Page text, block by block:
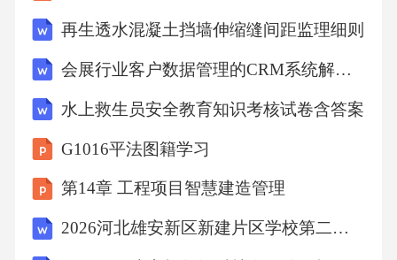
再生透水混凝土挡墙伸缩缝间距监理细则
会展行业客户数据管理的CRM系统解决方案
水上救生员安全教育知识考核试卷含答案
G1016平法图籍学习
第14章 工程项目智慧建造管理
2026河北雄安新区新建片区学校第二批招聘9人笔试模拟试题及答案详解